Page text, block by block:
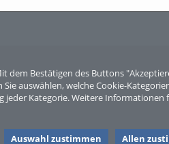
dem Bestätigen des Buttons
auswählen, welche Cookie-
jeder Kategorie. Weitere Informationen
Auswahl zustimmen Allen